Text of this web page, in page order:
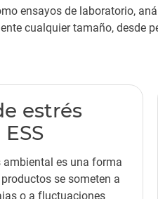
ensayos de laboratorio,
cualquier tamaño, desde
estrés
ambiental es una forma
se someten a
o a fluctuaciones